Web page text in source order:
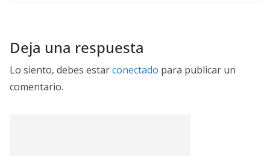
Deja una respuesta
Lo siento, debes estarconectado para publicar un
comentario.